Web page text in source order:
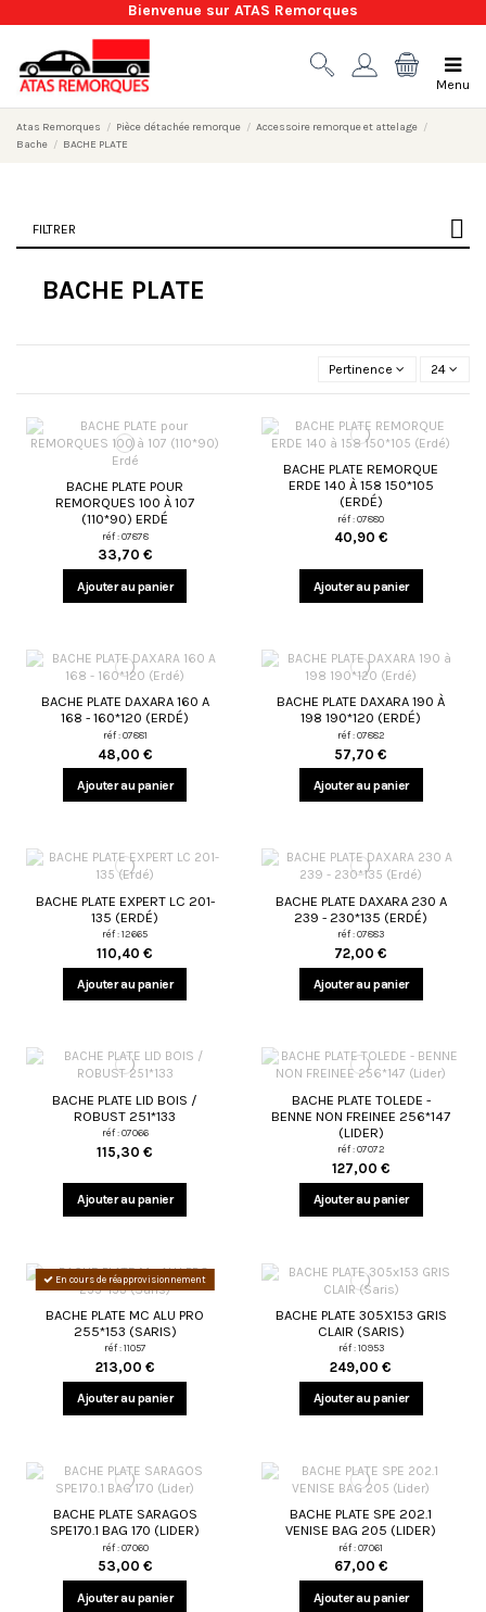
Bienvenue sur ATAS Remorques
Menu
Atas Remorques Pièce détachée remorque
Accessoire remorque et attelage
Bache
BACHE PLATE
BACHE PLATE
Pertinence 24
BACHE PLATE POUR
REMORQUES 100 À 107
(110*90) ERDÉ
réf : 07878
33,70 €
Ajouter au panier
BACHE PLATE REMORQUE
ERDE 140 À 158 150*105
(ERDÉ)
réf : 07880
40,90 €
Ajouter au panier
BACHE PLATE DAXARA 160 A
168 - 160*120 (ERDÉ)
réf : 07881
48,00 €
Ajouter au panier
BACHE PLATE DAXARA 190 À
198 190*120 (ERDÉ)
réf : 07882
57,70 €
Ajouter au panier
BACHE PLATE EXPERT LC 201-
135 (ERDÉ)
réf : 12665
110,40 €
Ajouter au panier
BACHE PLATE DAXARA 230 A
239 - 230*135 (ERDÉ)
réf : 07883
72,00 €
Ajouter au panier
BACHE PLATE LID BOIS /
ROBUST 251*133
réf : 07066
115,30 €
Ajouter au panier
BACHE PLATE TOLEDE -
BENNE NON FREINEE 256*147
(LIDER)
réf : 07072
127,00 €
Ajouter au panier
En cours de réapprovisionnement
BACHE PLATE MC ALU PRO
255*153 (SARIS)
réf : 11057
213,00 €
Ajouter au panier
BACHE PLATE 305X153 GRIS
CLAIR (SARIS)
réf : 10953
249,00 €
Ajouter au panier
BACHE PLATE SARAGOS
SPE170.1 BAG 170 (LIDER)
réf : 07060
53,00 €
Ajouter au panier
BACHE PLATE SPE 202.1
VENISE BAG 205 (LIDER)
réf : 07061
67,00 €
Ajouter au panier
FILTRER